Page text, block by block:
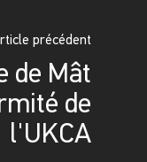
précédent
de Mât
de
l'UKCA